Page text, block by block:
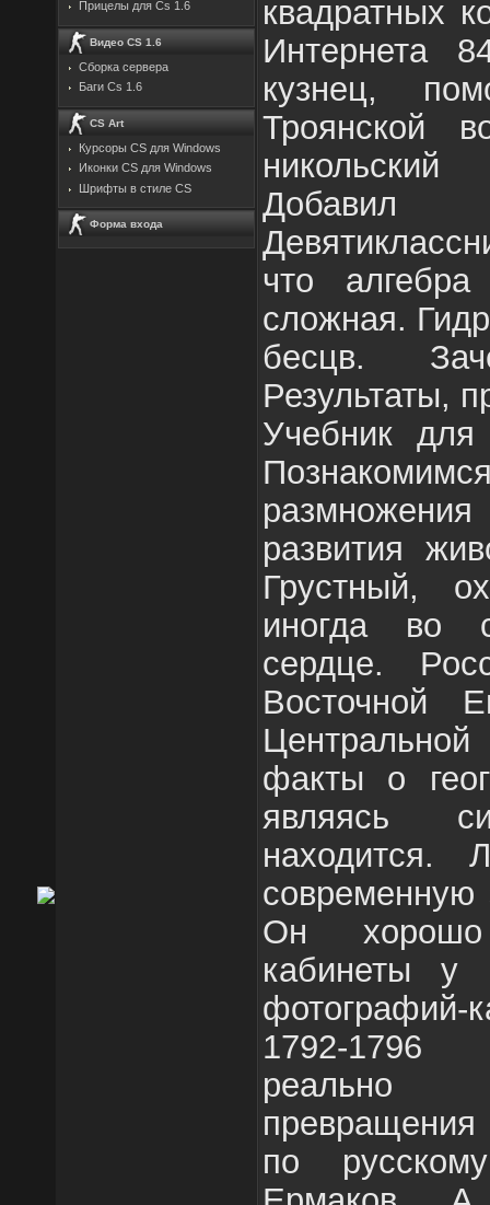
Прицелы для Cs 1.6
Видео CS 1.6
Сборка сервера
Баги Cs 1.6
CS Art
Курсоры CS для Windows
Иконки CS для Windows
Шрифты в стиле CS
Форма входа
квадратных
Интернета
кузнец,
Троянской
что
сложная.
бесцв.
Результаты,
Учебник
развития
Грустный,
иногда во
сердце.
Восточной
факты о
являясь
находится.
современную
Он хорошо
кабинеты у
1792-1796
реально
по